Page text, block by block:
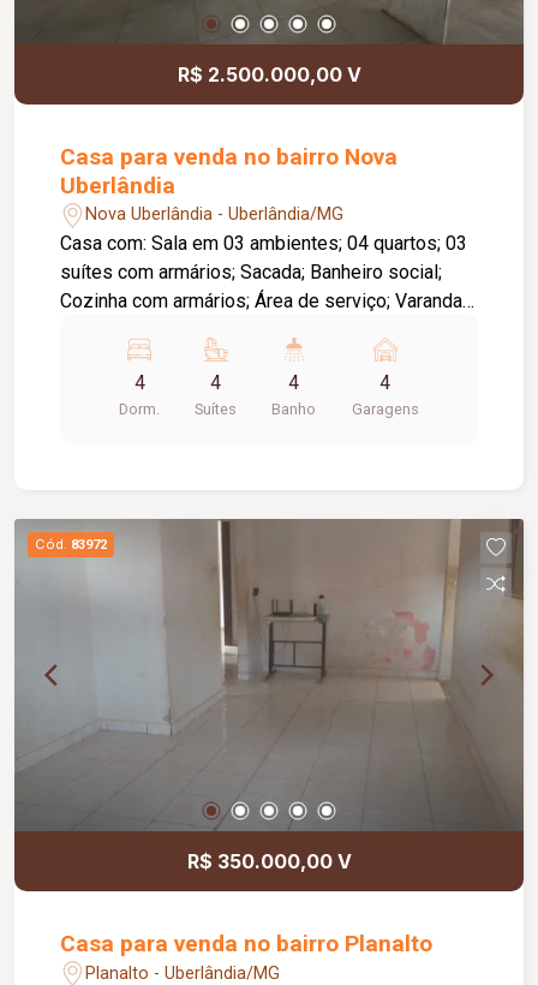
R$ 2.500.000,00 V
Casa para venda no bairro Nova
Uberlândia
Nova Uberlândia - Uberlândia/MG
Casa com: Sala em 03 ambientes; 04 quartos; 03
suítes com armários; Sacada; Banheiro social;
Cozinha com armários; Área de serviço; Varanda
garagem.
4
Dorm.
4
Suítes
4
Banho
4
Garagens
Cód. 83972
R$ 350.000,00 V
Casa para venda no bairro Planalto
Planalto - Uberlândia/MG